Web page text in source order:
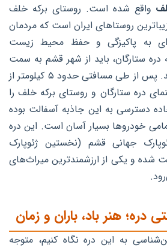
واقع شده است. روستای برکه خلف
روستاهای ایران است که مردمان
به پاکیزگی و حفظ محیط زیست
ستارگان، باید از شهر قشم به سمت
ساحل جنوبی حرکت کنید. پس از طی مسافتی حدود ۵ کیلومتر از
دره ستارگان و روستای برکه خلف را
دسترسی به این جاذبه آسفالت بوده
خودروها بسیار آسان است. این دره
جهانی قشم (نخستین ژئوپارک
شده و یکی از ارزشمندترین میراث‌های
دره؛ هنر باد، باران و زمان
به این دره نگاه کنیم، متوجه